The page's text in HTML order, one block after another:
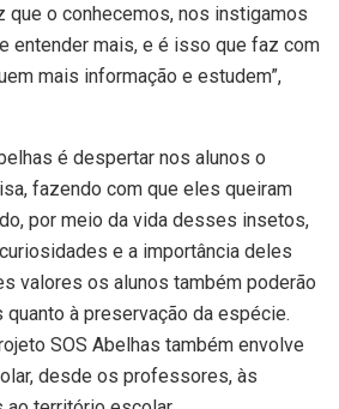
que o conhecemos, nos instigamos
entender mais, e é isso que faz com
mais informação e estudem”,
é despertar nos alunos o
fazendo com que eles queiram
por meio da vida desses insetos,
e a importância deles
valores os alunos também poderão
à preservação da espécie.
SOS Abelhas também envolve
desde os professores, às